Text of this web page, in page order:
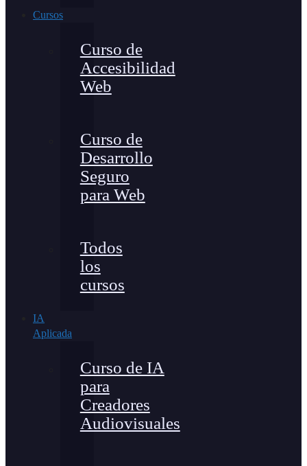
Cursos
Curso de
Accesibilidad
Web
Curso de
Desarrollo
Seguro
para Web
Todos
los
cursos
IA
Aplicada
Curso de IA
para
Creadores
Audiovisuales